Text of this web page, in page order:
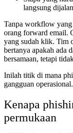
langsung
Tanpa workflow yang
orang forward email.
yang sudah klik. Tim
bertanya apakah ada
bersamaan, tetapi
Inilah titik di mana
gangguan operasional.
Kenapa
permukaan